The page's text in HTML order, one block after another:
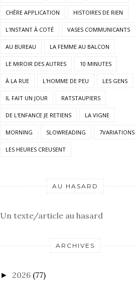
CHÈRE APPLICATION HISTOIRES DE RIEN
L'INSTANT À COTÉ VASES COMMUNICANTS
AU BUREAU LA FEMME AU BALCON
LE MIROIR DES AUTRES 10 MINUTES
À LA RUE L'HOMME DE PEU LES GENS
IL FAIT UN JOUR RATSTAUPIERS
DE L'ENFANCE JE RETIENS LA VIGNE
MORNING SLOWREADING 7VARIATIONS
LES HEURES CREUSENT
AU HASARD
Un texte/article au hasard
ARCHIVES
► 2026 (77)